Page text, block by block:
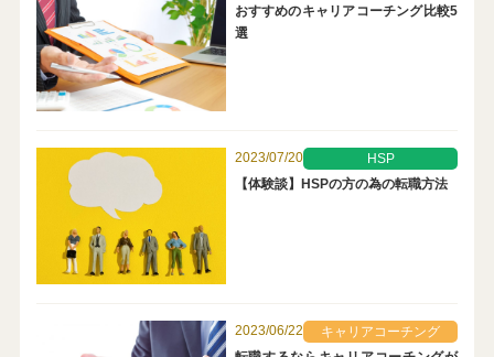
おすすめのキャリアコーチング比較5
選
2023/07/20
HSP
【体験談】HSPの方の為の転職方法
2023/06/22
キャリアコーチング